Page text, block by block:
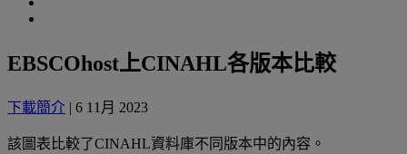
EBSCOhost上CINAHL各版本比較
下載簡介 | 6 11月 2023
該圖表比較了CINAHL資料庫不同版本中的內容。